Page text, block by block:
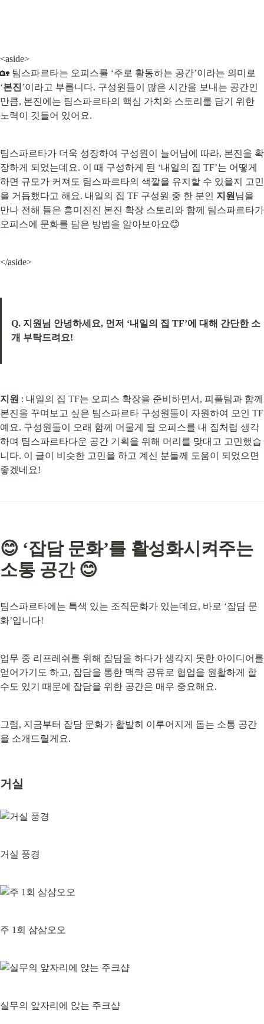
<aside>
🏡 팀스파르타는 오피스를 ‘주로 활동하는 공간’이라는 의미로
‘본진’이라고 부릅니다. 구성원들이 많은 시간을 보내는 공간인
만큼, 본진에는 팀스파르타의 핵심 가치와 스토리를 담기 위한
노력이 깃들어 있어요.
팀스파르타가 더욱 성장하여 구성원이 늘어남에 따라, 본진을 확
장하게 되었는데요. 이 때 구성하게 된 ‘내일의 집 TF’는 어떻게
하면 규모가 커져도 팀스파르타의 색깔을 유지할 수 있을지 고민
을 거듭했다고 해요. 내일의 집 TF 구성원 중 한 분인 지원 님을
만나 전해 들은 흥미진진 본진 확장 스토리와 함께 팀스파르타가
오피스에 문화를 담은 방법을 알아보아요😊
</aside>
Q. 지원님 안녕하세요, 먼저 ‘내일의 집 TF’에 대해 간단한 소
개 부탁드려요!
지원 : 내일의 집 TF는 오피스 확장을 준비하면서, 피플팀과 함께
본진을 꾸며보고 싶은 팀스파르타 구성원들이 자원하여 모인 TF
예요. 구성원들이 오래 함께 머물게 될 오피스를 내 집처럽 생각
하며 팀스파르타다운 공간 기획을 위해 머리를 맞대고 고민했습
니다. 이 글이 비슷한 고민을 하고 계신 분들께 도움이 되었으면
좋겠네요!
😊 ‘잡담 문화’를 활성화시켜주는
소통 공간 😊
팀스파르타에는 특색 있는 조직문화가 있는데요, 바로 ‘잡담 문
화’입니다!
업무 중 리프레쉬를 위해 잡담을 하다가 생각지 못한 아이디어를
얻어가기도 하고, 잡담을 통한 맥락 공유로 협업을 원활하게 할
수도 있기 때문에 잡담을 위한 공간은 매우 중요해요.
그럼, 지금부터 잡담 문화가 활발히 이루어지게 돕는 소통 공간
을 소개드릴게요.
거실
거실 풍경
주 1회 삼삼오오
실무의 앞자리에 앉는 주크샵